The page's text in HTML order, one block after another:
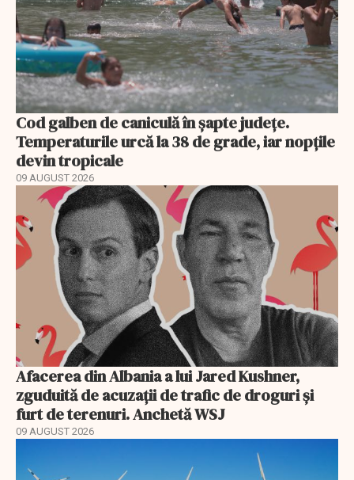
Cod galben de caniculă în șapte județe.
Temperaturile urcă la 38 de grade, iar nopțile
devin tropicale
09 AUGUST 2026
Afacerea din Albania a lui Jared Kushner,
zguduită de acuzații de trafic de droguri și
furt de terenuri. Anchetă WSJ
09 AUGUST 2026